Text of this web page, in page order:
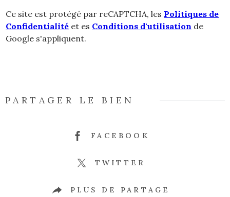
Ce site est protégé par reCAPTCHA, les Politiques de
Confidentialité et es Conditions d'utilisation de
Google s'appliquent.
PARTAGER LE BIEN
FACEBOOK
TWITTER
PLUS DE PARTAGE